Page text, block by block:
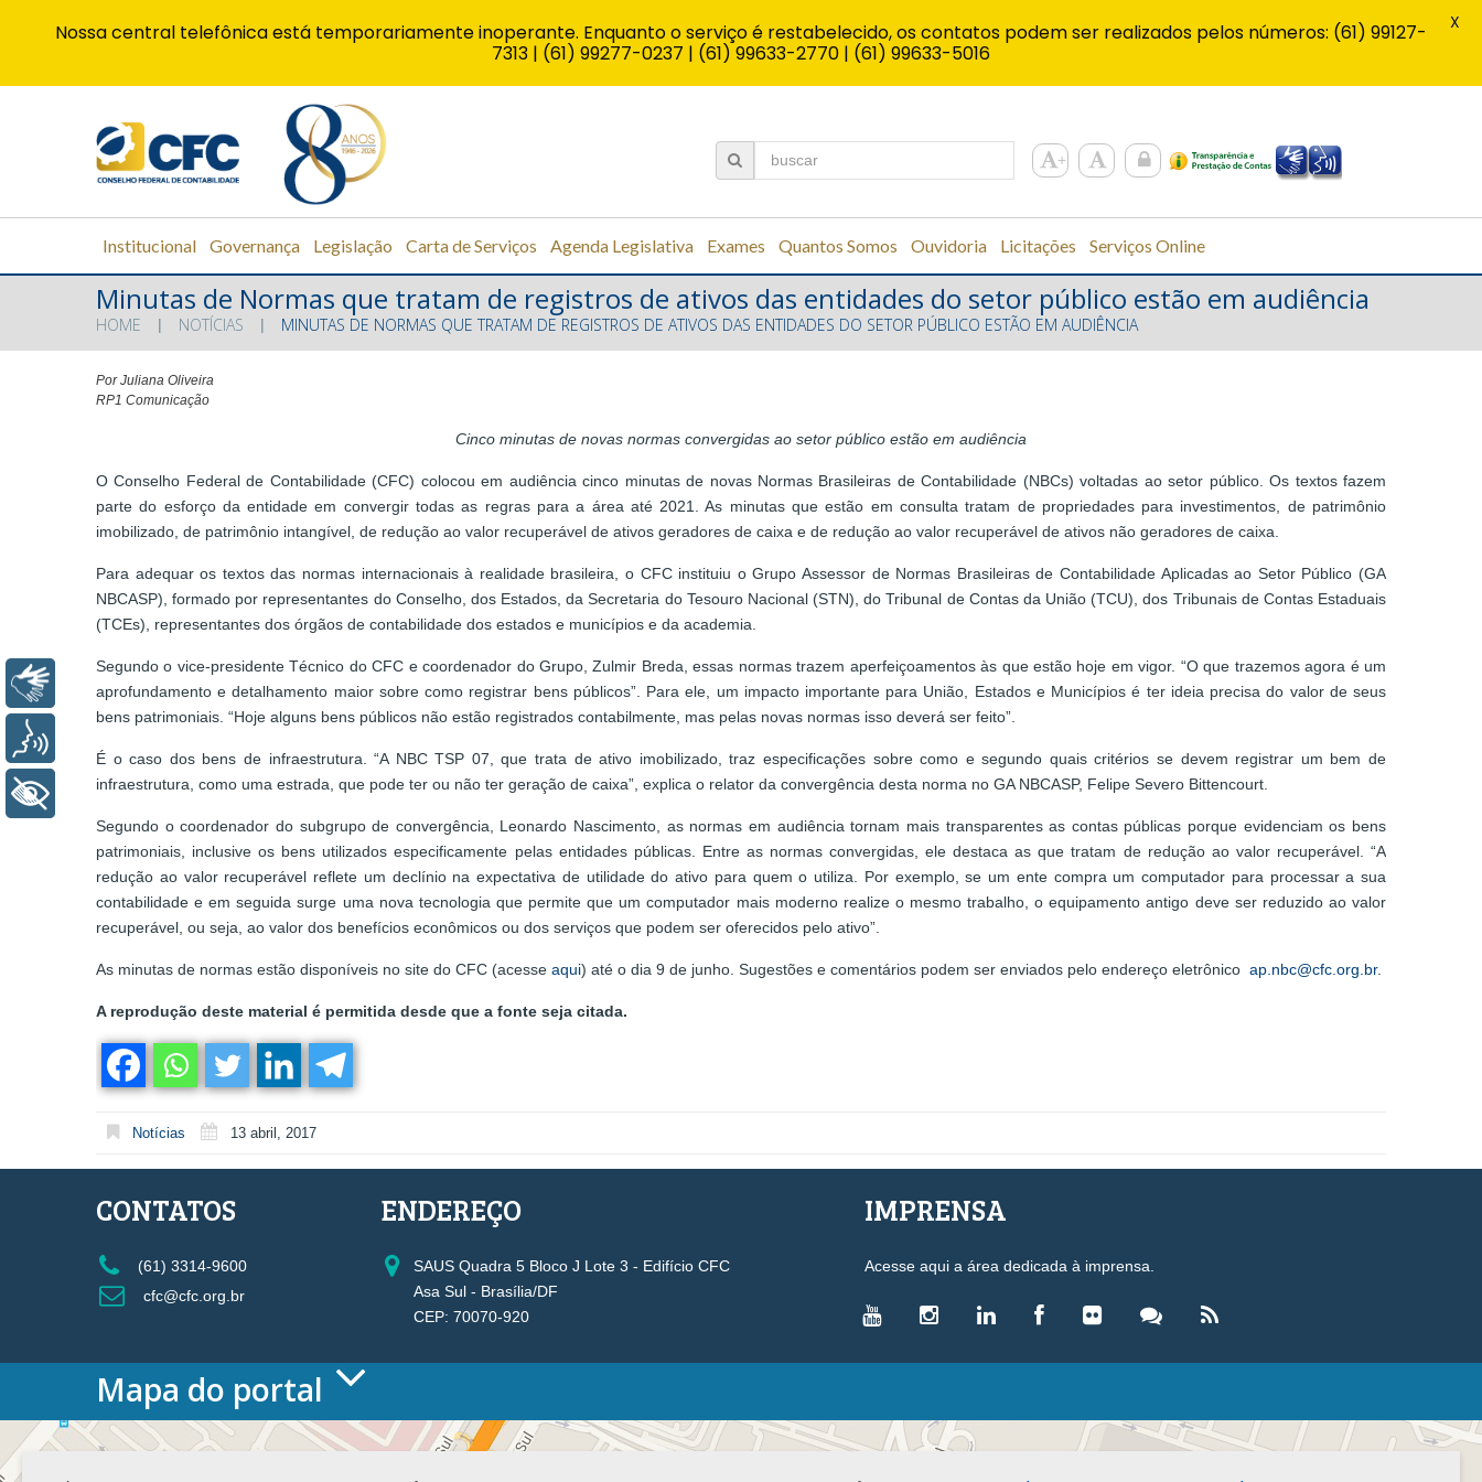
Institucional Governança Legislação Carta de Serviços Agenda Legislativa Exames Quantos Somos Ouvidoria Licitações Serviços Online
Minutas de Normas que tratam de registros de ativos das entidades do setor público estão em audiência
HOME NOTÍCIAS MINUTAS DE NORMAS QUE TRATAM DE REGISTROS DE ATIVOS DAS ENTIDADES DO SETOR PÚBLICO ESTÃO EM AUDIÊNCIA
Por Juliana Oliveira
RP1 Comunicação
Cinco minutas de novas normas convergidas ao setor público estão em audiência
O Conselho Federal de Contabilidade (CFC) colocou em audiência cinco minutas de novas Normas Brasileiras de Contabilidade (NBCs) voltadas ao setor público. Os textos fazem
parte do esforço da entidade em convergir todas as regras para a área até 2021. As minutas que estão em consulta tratam de propriedades para investimentos, de patrimônio
imobilizado, de patrimônio intangível, de redução ao valor recuperável de ativos geradores de caixa e de redução ao valor recuperável de ativos não geradores de caixa.
Para adequar os textos das normas internacionais à realidade brasileira, o CFC instituiu o Grupo Assessor de Normas Brasileiras de Contabilidade Aplicadas ao Setor Público (GA
NBCASP), formado por representantes do Conselho, dos Estados, da Secretaria do Tesouro Nacional (STN), do Tribunal de Contas da União (TCU), dos Tribunais de Contas Estaduais
(TCEs), representantes dos órgãos de contabilidade dos estados e municípios e da academia.
Segundo o vice-presidente Técnico do CFC e coordenador do Grupo, Zulmir Breda, essas normas trazem aperfeiçoamentos às que estão hoje em vigor. “O que trazemos agora é um
aprofundamento e detalhamento maior sobre como registrar bens públicos”. Para ele, um impacto importante para União, Estados e Municípios é ter ideia precisa do valor de seus
bens patrimoniais. “Hoje alguns bens públicos não estão registrados contabilmente, mas pelas novas normas isso deverá ser feito”.
É o caso dos bens de infraestrutura. “A NBC TSP 07, que trata de ativo imobilizado, traz especificações sobre como e segundo quais critérios se devem registrar um bem de
infraestrutura, como uma estrada, que pode ter ou não ter geração de caixa”, explica o relator da convergência desta norma no GA NBCASP, Felipe Severo Bittencourt.
Segundo o coordenador do subgrupo de convergência, Leonardo Nascimento, as normas em audiência tornam mais transparentes as contas públicas porque evidenciam os bens
patrimoniais, inclusive os bens utilizados especificamente pelas entidades públicas. Entre as normas convergidas, ele destaca as que tratam de redução ao valor recuperável. “A
redução ao valor recuperável reflete um declínio na expectativa de utilidade do ativo para quem o utiliza. Por exemplo, se um ente compra um computador para processar a sua
contabilidade e em seguida surge uma nova tecnologia que permite que um computador mais moderno realize o mesmo trabalho, o equipamento antigo deve ser reduzido ao valor
recuperável, ou seja, ao valor dos benefícios econômicos ou dos serviços que podem ser oferecidos pelo ativo”.
As minutas de normas estão disponíveis no site do CFC (acesse aqui) até o dia 9 de junho. Sugestões e comentários podem ser enviados pelo endereço eletrônico ap.nbc@cfc.org.br.
A reprodução deste material é permitida desde que a fonte seja citada.
Notícias 13 abril, 2017
CONTATOS
(61) 3314-9600
cfc@cfc.org.br
ENDEREÇO
SAUS Quadra 5 Bloco J Lote 3 - Edifício CFC
Asa Sul - Brasília/DF
CEP: 70070-920
IMPRENSA
Acesse aqui a área dedicada à imprensa.
Mapa do portal
HOME
O CONSELHO
VICE-PRESIDÊNCIAS
Administrativa
LEGISLAÇÃO
Leis
Nossa central telefônica está temporariamente inoperante. Enquanto o serviço é restabelecido, os contatos podem ser realizados pelos números: (61) 99127-
7313 | (61) 99277-0237 | (61) 99633-2770 | (61) 99633-5016
X
+ Acessibilidade